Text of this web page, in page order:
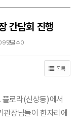
간담회 진행
댓글수0
목록
로라(신상동)에서
장님들이 한자리에